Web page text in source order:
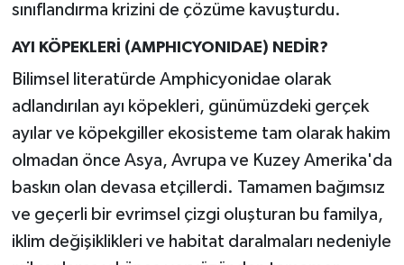
sınıflandırma krizini de çözüme kavuşturdu.
AYI KÖPEKLERİ (AMPHICYONIDAE) NEDİR?
Bilimsel literatürde Amphicyonidae olarak
adlandırılan ayı köpekleri, günümüzdeki gerçek
ayılar ve köpekgiller ekosisteme tam olarak hakim
olmadan önce Asya, Avrupa ve Kuzey Amerika'da
baskın olan devasa etçillerdi. Tamamen bağımsız
ve geçerli bir evrimsel çizgi oluşturan bu familya,
iklim değişiklikleri ve habitat daralmaları nedeniyle